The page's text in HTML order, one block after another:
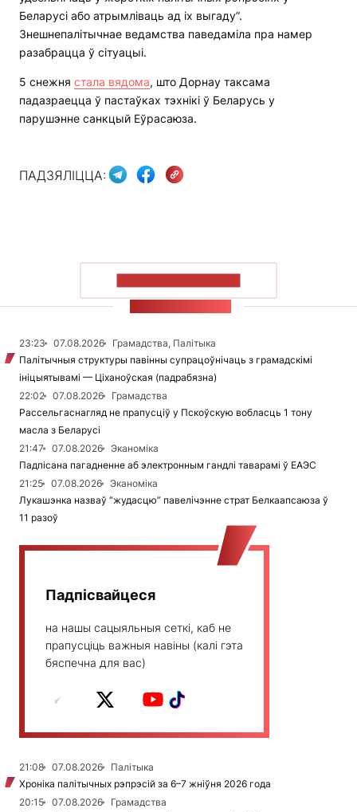
Беларусі або атрымліваць ад іх выгаду”.
Знешнепалітычнае ведамства паведаміла пра намер
разабрацца ў сітуацыі.
5 снежня стала вядома, што Дорнау таксама
падазраецца ў пастаўках тэхнікі ў Беларусь у
парушэнне санкцый Еўрасаюза.
ПАДЗЯЛІЦЦА:
23:23 07.08.2026
Грамадства, Палітыка
Палітычныя структуры павінны супрацоўнічаць з грамадскімі
ініцыятывамі — Ціханоўская (падрабязна)
22:02
07.08.2026
Грамадства
Рассельгаснагляд не прапусціў у Пскоўскую вобласць 1 тону
масла з Беларусі
21:47
07.08.2026
Эканоміка
Падпісана пагадненне аб электронным гандлі таварамі ў ЕАЭС
21:25
07.08.2026
Эканоміка
Лукашэнка назваў “жудасцю” павелічэнне страт Белкаапсаюза ў
11 разоў
Падпісвайцеся
на нашы сацыяльныя сеткі, каб не
прапусціць важныя навіны (калі гэта
бяспечна для вас)
21:08 07.08.2026
Палітыка
Хроніка палітычных рэпрэсій за 6–7 жніўня 2026 года
20:15
07.08.2026
Грамадства